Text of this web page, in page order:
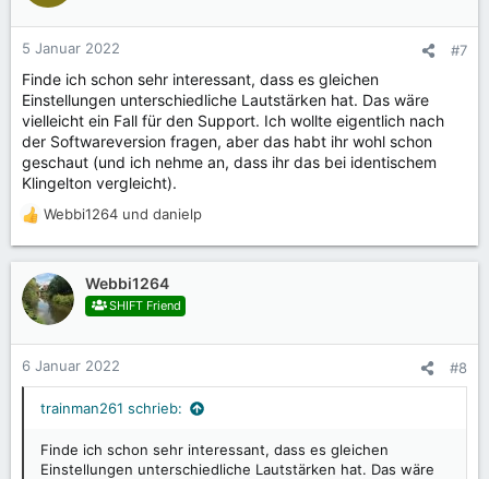
5 Januar 2022 #7
Finde ich schon sehr interessant, dass es gleichen
Einstellungen unterschiedliche Lautstärken hat. Das wäre
vielleicht ein Fall für den Support. Ich wollte eigentlich nach
der Softwareversion fragen, aber das habt ihr wohl schon
geschaut (und ich nehme an, dass ihr das bei identischem
Klingelton vergleicht).
R
e
a
k
t
o
n
Webbi1264 und danielp
Webbi1264
SHIFT Friend
6 Januar 2022 #8
trainman261 schrieb:
Finde ich schon sehr interessant, dass es gleichen
Einstellungen unterschiedliche Lautstärken hat. Das wäre